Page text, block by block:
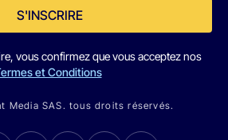
S'INSCRIRE
vous confirmez que vous acceptez nos
et Conditions
Media SAS. tous droits réservés.